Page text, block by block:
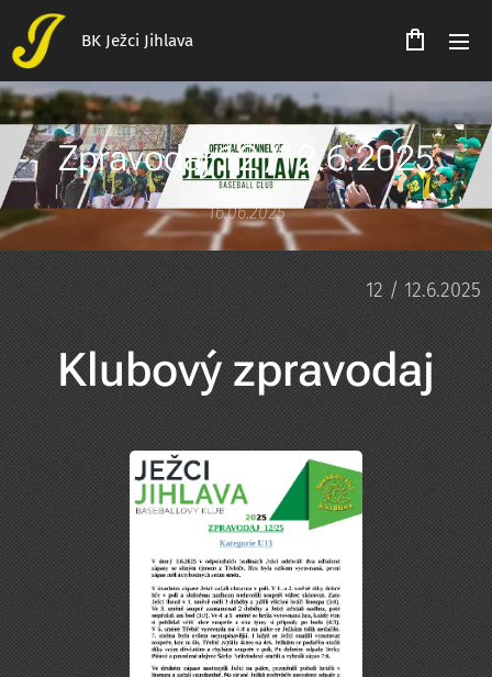
BK Ježci Jihlava
Zpravodaj 12 /12.6.2025
16.06.2025
12 / 12.6.2025
Klubový zpravodaj